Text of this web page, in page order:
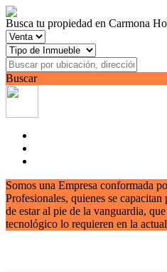
Busca tu propiedad en Carmona
Buscar
Somos una Empresa conformada
Profesionales, quienes se
de estar al pie de la vanguardia,
tecnológico lo requieren en la